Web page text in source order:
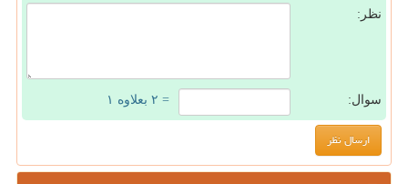
نظر:
سوال: = ۲ بعلاوه ۱